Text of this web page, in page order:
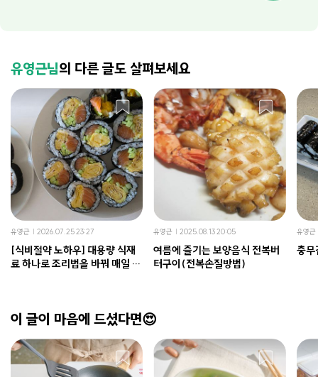
유영근님의 다른 글도 살펴보세요
유영근 2026.07.25 23:27
[식비절약 노하우] 대용량 식재
료 하나로 조리법을 바꿔 매일 다
유영근 2025.08.13 20:05
여름에 즐기는 보양음식 전복버
터구이(전복손질방법)
유영근
충무
이 글이 마음에 드셨다면😍